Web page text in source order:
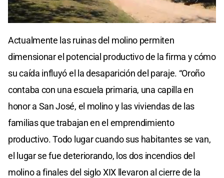
of
seconds
Actualmente las ruinas del molino permiten
dimensionar el potencial productivo de la firma y cómo
su caída influyó el la desaparición del paraje. “Oroño
contaba con una escuela primaria, una capilla en
honor a San José, el molino y las viviendas de las
familias que trabajan en el emprendimiento
productivo. Todo lugar cuando sus habitantes se van,
el lugar se fue deteriorando, los dos incendios del
molino a finales del siglo XIX llevaron al cierre de la